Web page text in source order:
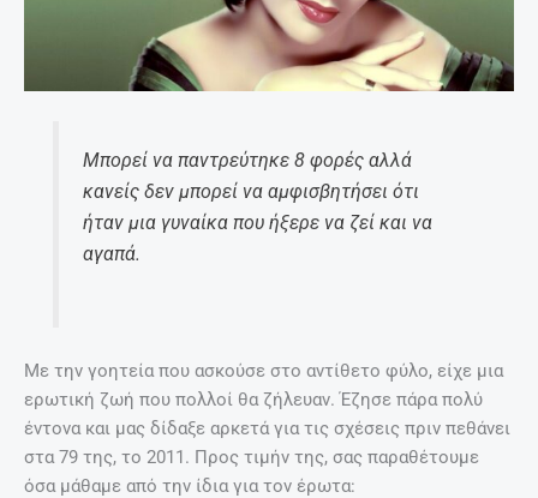
Μπορεί να παντρεύτηκε 8 φορές αλλά
κανείς δεν μπορεί να αμφισβητήσει ότι
ήταν μια γυναίκα που ήξερε να ζεί και να
αγαπά.
Με την γοητεία που ασκούσε στο αντίθετο φύλο, είχε μια
ερωτική ζωή που πολλοί θα ζήλευαν. Έζησε πάρα πολύ
έντονα και μας δίδαξε αρκετά για τις σχέσεις πριν πεθάνει
στα 79 της, το 2011. Προς τιμήν της, σας παραθέτουμε
όσα μάθαμε από την ίδια για τον έρωτα: